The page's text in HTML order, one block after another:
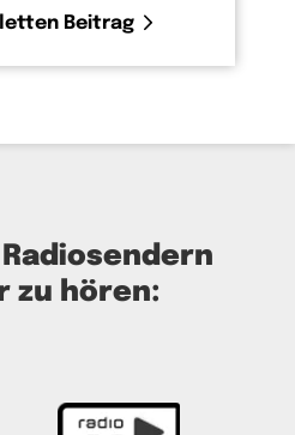
Beitrag
zu hören: